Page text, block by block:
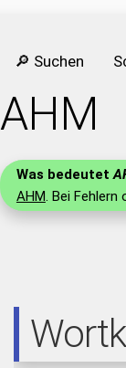
🔎 Suchen
AHM
Was bedeutet
AHM. Bei